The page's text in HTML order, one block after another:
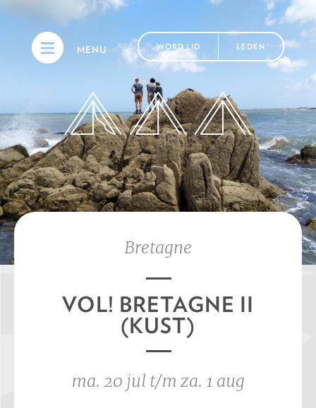
MENU WORD LID LEDEN
Bretagne
VOL! BRETAGNE II
(KUST)
ma. 20 jul t/m za. 1 aug